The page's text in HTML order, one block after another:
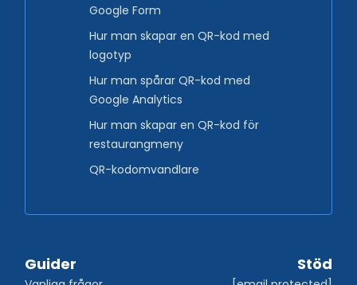
Google Form
Hur man skapar en QR-kod med
logotyp
Hur man spårar QR-kod med
Google Analytics
Hur man skapar en QR-kod för
restaurangmeny
QR-kodomvandlare
Guider Stöd